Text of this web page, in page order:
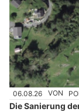
06.08.26 VON
Die Sanierung